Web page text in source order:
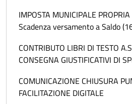
IMPOSTA MUNICIPALE
Scadenza versamento a Saldo
CONTRIBUTO LIBRI DI TESTO
CONSEGNA GIUSTIFICATIVI DI
COMUNICAZIONE CHIUSURA
FACILITAZIONE DIGITALE